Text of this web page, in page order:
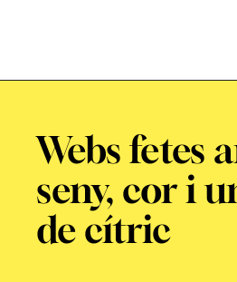
Webs fetes
seny, cor i
de cítric